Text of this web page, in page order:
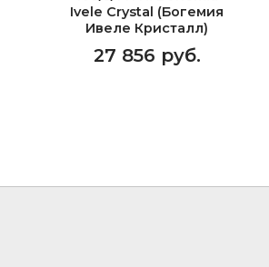
Ivele Crystal (Богемия
Ивеле Кристалл)
27 856 руб.